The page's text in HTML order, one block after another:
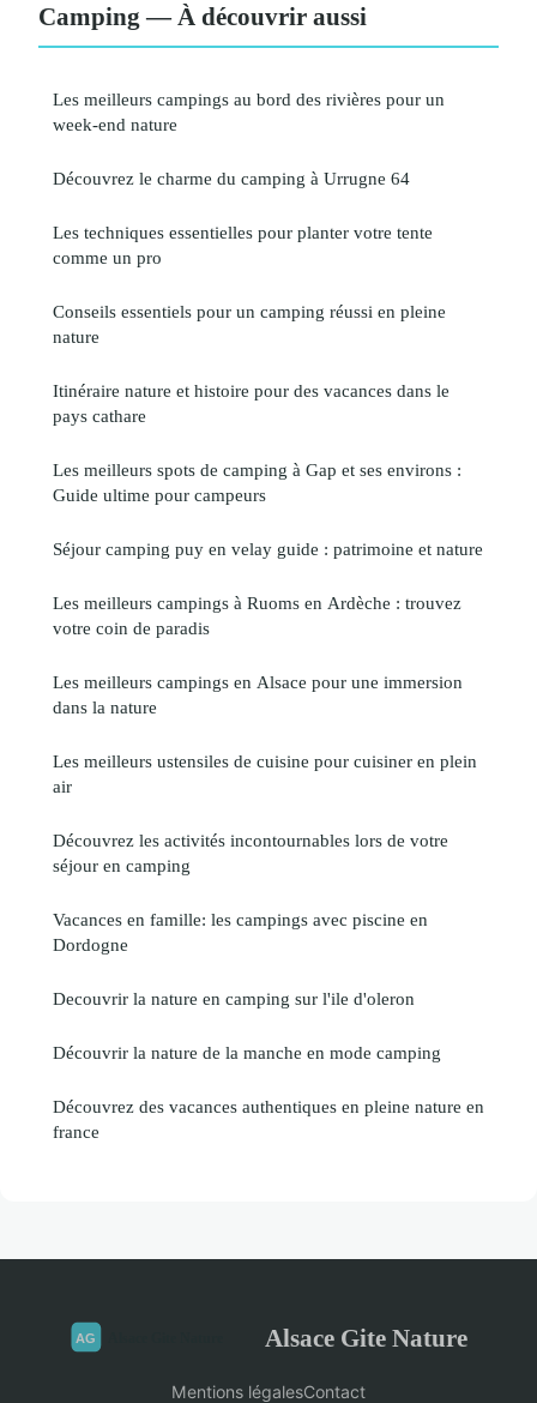
Camping — À découvrir aussi
Les meilleurs campings au bord des rivières pour un
week-end nature
Découvrez le charme du camping à Urrugne 64
Les techniques essentielles pour planter votre tente
comme un pro
Conseils essentiels pour un camping réussi en pleine
nature
Itinéraire nature et histoire pour des vacances dans le
pays cathare
Les meilleurs spots de camping à Gap et ses environs :
Guide ultime pour campeurs
Séjour camping puy en velay guide : patrimoine et nature
Les meilleurs campings à Ruoms en Ardèche : trouvez
votre coin de paradis
Les meilleurs campings en Alsace pour une immersion
dans la nature
Les meilleurs ustensiles de cuisine pour cuisiner en plein
air
Découvrez les activités incontournables lors de votre
séjour en camping
Vacances en famille: les campings avec piscine en
Dordogne
Decouvrir la nature en camping sur l'ile d'oleron
Découvrir la nature de la manche en mode camping
Découvrez des vacances authentiques en pleine nature en
france
Alsace Gite Nature
Mentions légalesContact